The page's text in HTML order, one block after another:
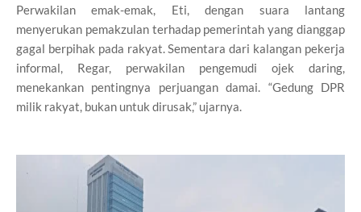
Perwakilan emak-emak, Eti, dengan suara lantang
menyerukan pemakzulan terhadap pemerintah yang dianggap
gagal berpihak pada rakyat. Sementara dari kalangan pekerja
informal, Regar, perwakilan pengemudi ojek daring,
menekankan pentingnya perjuangan damai. “Gedung DPR
milik rakyat, bukan untuk dirusak,” ujarnya.